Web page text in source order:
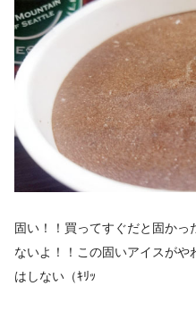
固い！！買ってすぐだと固か
ないよ！！この固いアイスがや
はしない（ｷﾘｯ